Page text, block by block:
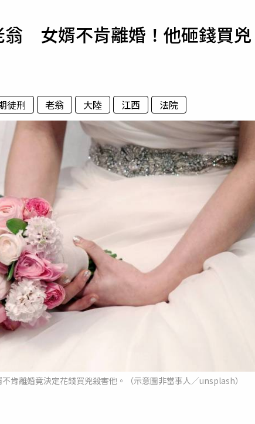
運勢
翁 女婿不肯離婚！他砸錢買兇
徒刑 老翁 大陸 江西 法院
肯離婚竟決定花錢買兇殺害他。（示意圖非當事人／unsplash）